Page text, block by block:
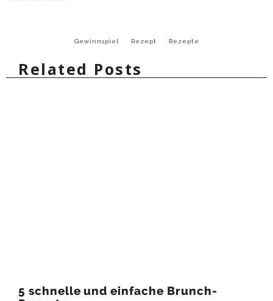
Gewinnspiel Rezept Rezepte
Related Posts
5 schnelle und einfache Brunch-